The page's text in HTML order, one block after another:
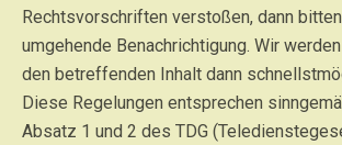
Rechtsvorschriften verstoßen, dann
umgehende Benachrichtigung. Wir
den betreffenden Inhalt dann
Diese Regelungen entsprechen
Absatz 1 und 2 des TDG